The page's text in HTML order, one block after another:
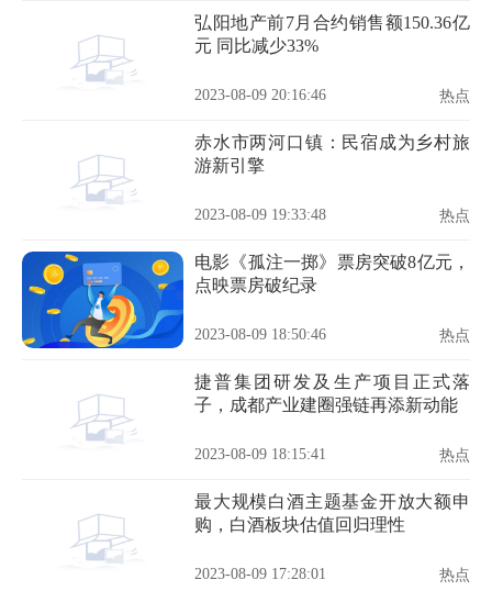
弘阳地产前7月合约销售额150.36亿
元 同比减少33%
2023-08-09 20:16:46 热点
赤水市两河口镇：民宿成为乡村旅
游新引擎
2023-08-09 19:33:48 热点
电影《孤注一掷》票房突破8亿元，
点映票房破纪录
2023-08-09 18:50:46 热点
捷普集团研发及生产项目正式落
子，成都产业建圈强链再添新动能
2023-08-09 18:15:41 热点
最大规模白酒主题基金开放大额申
购，白酒板块估值回归理性
2023-08-09 17:28:01 热点